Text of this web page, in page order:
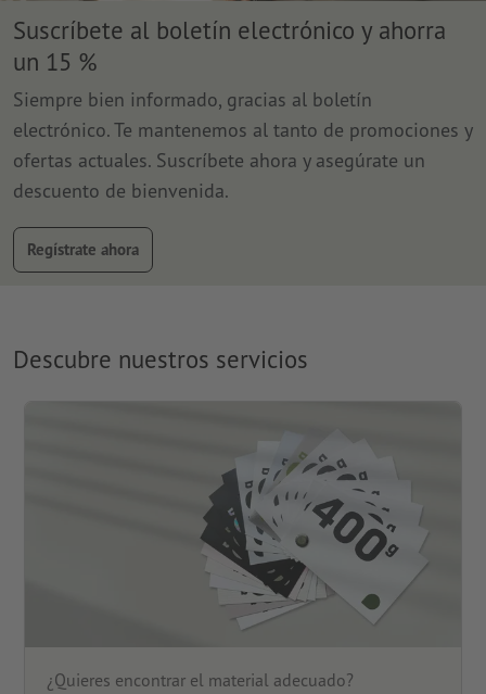
Suscríbete al boletín electrónico y ahorra
un 15 %
Siempre bien informado, gracias al boletín
electrónico. Te mantenemos al tanto de promociones y
ofertas actuales. Suscríbete ahora y asegúrate un
descuento de bienvenida.
Regístrate ahora
Descubre nuestros servicios
¿Quieres encontrar el material adecuado?